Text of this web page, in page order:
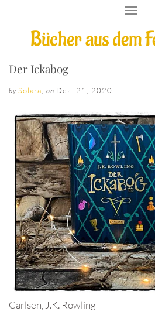
Bücher aus dem
T
G
G
A
T
I
O
N
Der Ickabog
by Solara on Dez. 21, 2020
Carlsen, J.K. Rowling